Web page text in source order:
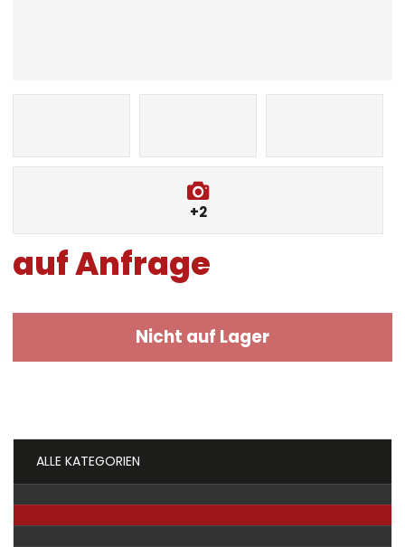
+2
auf Anfrage
Nicht auf Lager
ALLE KATEGORIEN